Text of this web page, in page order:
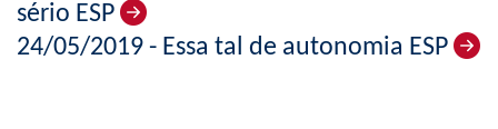
sério ESP
24/05/2019 - Essa tal de autonomia ESP